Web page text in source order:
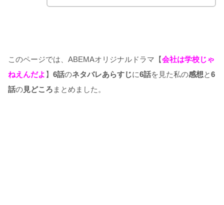
このページでは、ABEMAオリジナルドラマ【会社は学校じゃ
ねえんだよ 】 6話のネタバレあらすじに6話を見た私の感想と6
話の見どころ まとめました。